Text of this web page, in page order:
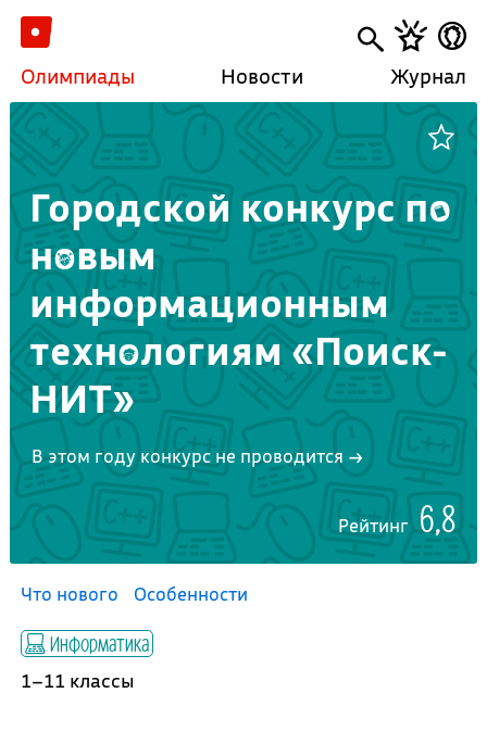
Олимпиады Новости Журнал
Городской конкурс по
новым
информационным
технологиям «Поиск-
НИТ»
В этом году конкурс не проводится →
Рейтинг 6,8
Что нового Особенности
Информатика
1–11 классы